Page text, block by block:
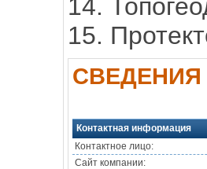
14.
15.
Контактная информация
Контактное лицо:
Сайт компании: